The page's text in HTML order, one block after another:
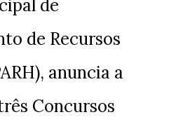
de
de Recursos
anuncia a
Concursos